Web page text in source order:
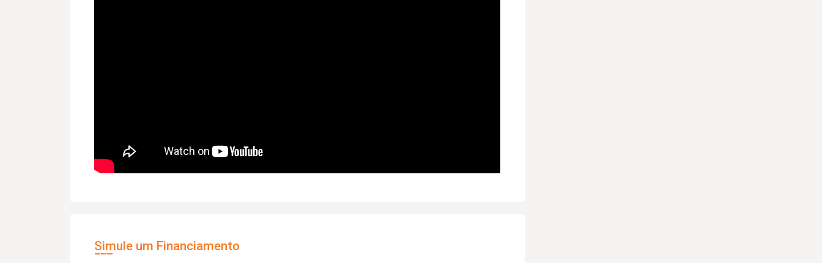
Simule um Financiamento